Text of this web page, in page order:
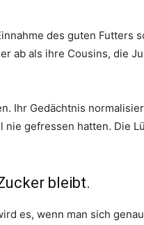
des guten Futters
ab als ihre Cousins, die
Ihr Gedächtnis
nie gefressen hatten. Die
bleibt.
es, wenn man sich